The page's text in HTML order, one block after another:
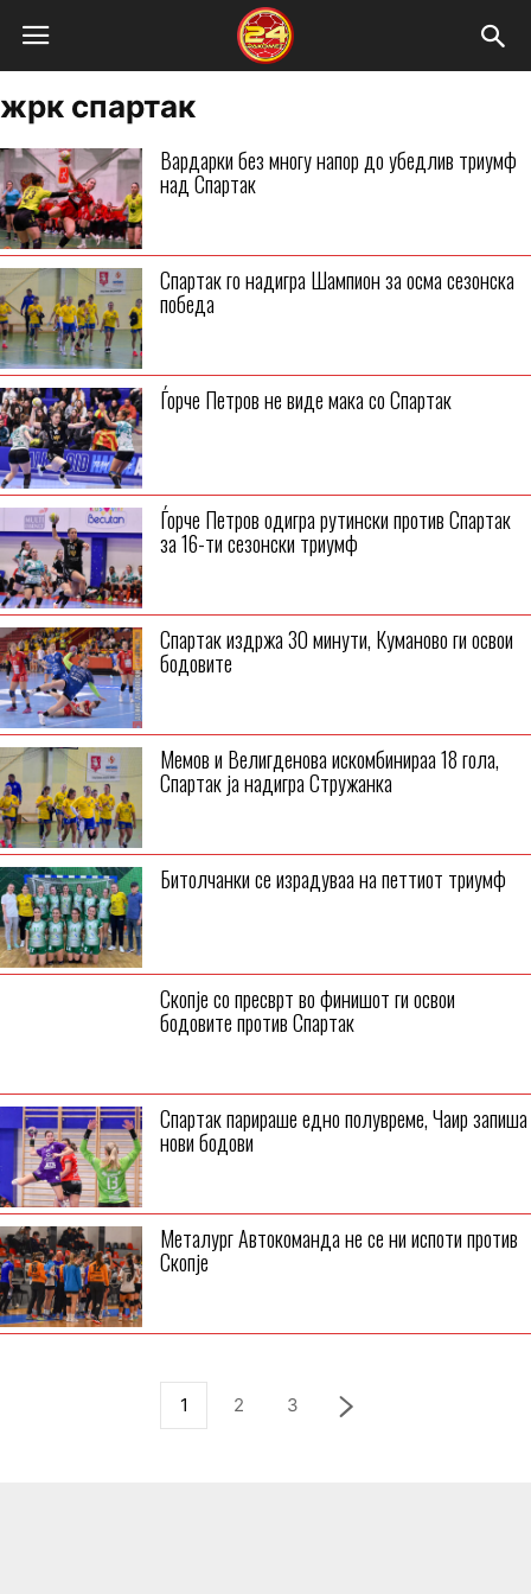
жрк спартак
Вардарки без многу напор до убедлив триумф
над Спартак
Спартак го надигра Шампион за осма сезонска
победа
Ѓорче Петров не виде мака со Спартак
Ѓорче Петров одигра рутински против Спартак
за 16-ти сезонски триумф
Спартак издржа 30 минути, Куманово ги освои
бодовите
Мемов и Велигденова искомбинираа 18 гола,
Спартак ја надигра Стружанка
Битолчанки се израдуваа на петтиот триумф
Скопје со пресврт во финишот ги освои
бодовите против Спартак
Спартак парираше едно полувреме, Чаир запиша
нови бодови
Металург Автокоманда не се ни испоти против
Скопје
1 2 3